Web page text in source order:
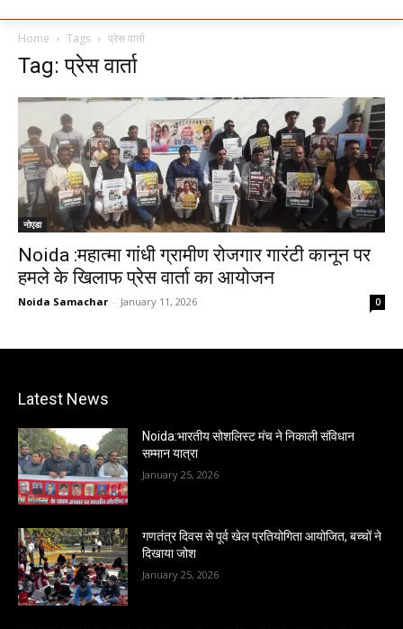
Home Tags प्रेस वार्ता
Tag: प्रेस वार्ता
नोएडा
Noida :महात्मा गांधी ग्रामीण रोजगार गारंटी कानून पर
हमले के खिलाफ प्रेस वार्ता का आयोजन
Noida Samachar - January 11, 2026 0
Latest News
Noida:भारतीय सोशलिस्ट मंच ने निकाली संविधान
सम्मान यात्रा
January 25, 2026
गणतंत्र दिवस से पूर्व खेल प्रतियोगिता आयोजित, बच्चों ने
दिखाया जोश
January 25, 2026